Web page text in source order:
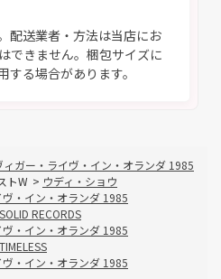
配送業者・方法は当店にお
できません。梱包サイズに
する場合があります。
ガー・ライヴ・イン・オランダ 1985
トW > ウディ・ショウ
・イン・オランダ 1985
SOLID RECORDS
・イン・オランダ 1985
TIMELESS
・イン・オランダ 1985